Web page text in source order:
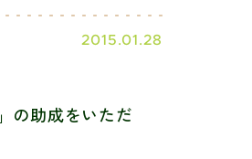
2015.01.28
の助成をいただ